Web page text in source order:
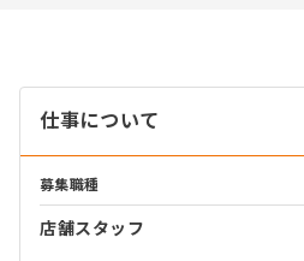
仕事について
募集職種
店舗スタッフ